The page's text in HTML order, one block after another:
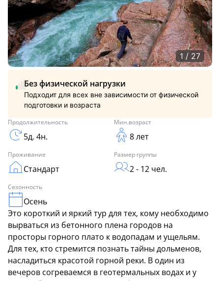
1 / 27
Продолжительность
5д. 4н.
Мин.возраст
8 лет
Проживание
Стандарт
Размер группы
2 - 12 чел.
Сезонность
Осень
Без физической нагрузки
Подходит для всех вне зависимости от физической
подготовки и возраста
Это короткий и яркий тур для тех, кому необходимо
вырваться из бетонного плена городов на
просторы горного плато к водопадам и ущельям.
Для тех, кто стремится познать тайны дольменов,
насладиться красотой горной реки. В один из
вечеров согреваемся в геотермальных водах и у